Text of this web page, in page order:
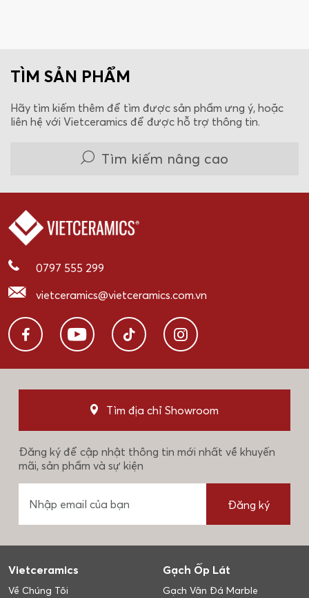
TÌM SẢN PHẨM
Hãy tìm kiếm thêm để tìm được sản phẩm ưng ý, hoặc
liên hệ với Vietceramics để được hỗ trợ thông tin.
Tìm kiếm nâng cao
0797 555 299
vietceramics@vietceramics.com.vn
Tìm địa chỉ Showroom
Đăng ký để cập nhật thông tin mới nhất về khuyến
mãi, sản phẩm và sự kiện
Đăng ký
Vietceramics
Về Chúng Tôi
Gạch Ốp Lát
Gạch Vân Đá Marble